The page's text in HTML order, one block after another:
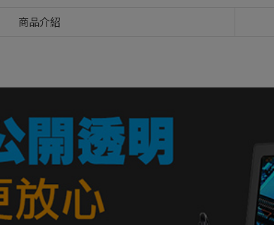
商品介紹